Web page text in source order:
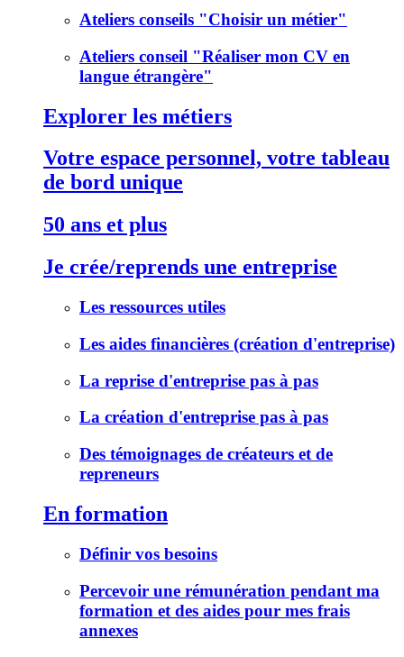
Ateliers conseils "Choisir un métier"
Ateliers conseil "Réaliser mon CV en
langue étrangère"
Explorer les métiers
Votre espace personnel, votre tableau
de bord unique
50 ans et plus
Je crée/reprends une entreprise
Les ressources utiles
Les aides financières (création d'entreprise)
La reprise d'entreprise pas à pas
La création d'entreprise pas à pas
Des témoignages de créateurs et de
repreneurs
En formation
Définir vos besoins
Percevoir une rémunération pendant ma
formation et des aides pour mes frais
annexes